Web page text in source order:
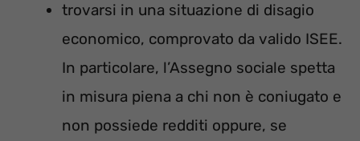
trovarsi in una situazione di disagio
economico, comprovato da valido ISEE.
In particolare, l’Assegno sociale spetta
in misura piena a chi non è coniugato e
non possiede redditi oppure, se